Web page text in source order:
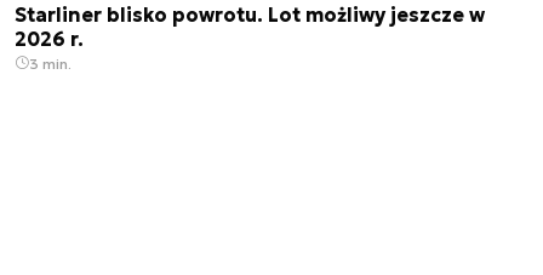
Starliner blisko powrotu. Lot możliwy jeszcze w
2026 r.
3 min.